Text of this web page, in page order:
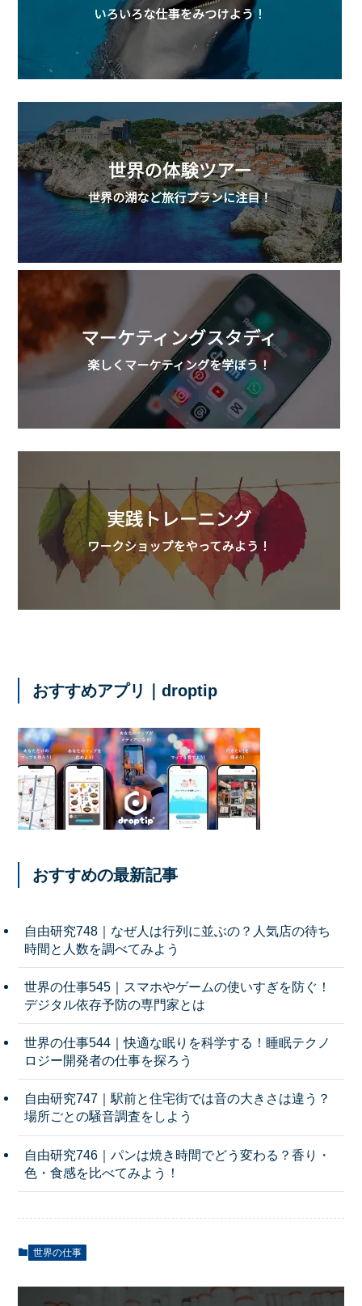
おすすめアプリ｜droptip
おすすめの最新記事
自由研究748｜なぜ人は行列に並ぶの？人気店の待ち
時間と人数を調べてみよう
世界の仕事545｜スマホやゲームの使いすぎを防ぐ！
デジタル依存予防の専門家とは
世界の仕事544｜快適な眠りを科学する！睡眠テクノ
ロジー開発者の仕事を探ろう
自由研究747｜駅前と住宅街では音の大きさは違う？
場所ごとの騒音調査をしよう
自由研究746｜パンは焼き時間でどう変わる？香り・
色・食感を比べてみよう！
世界の仕事